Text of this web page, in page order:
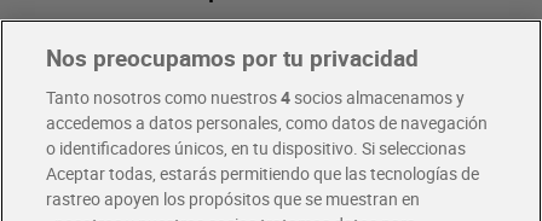
Pide hoy, recibe hoy
Envío gratis por compras superiores a 100€
Envío estandar por 4,99€
Nos preocupamos por tu privacidad
Tanto nosotros como nuestros4socios almacenamos y
accedemos a datos personales, como datos de navegación
o identificadores únicos, en tu dispositivo. Si seleccionas
Aceptar todas, estarás permitiendo que las tecnologías de
rastreo apoyen los propósitos que se muestran en